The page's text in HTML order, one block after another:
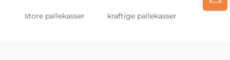
store pallekasser kraftige pallekasser